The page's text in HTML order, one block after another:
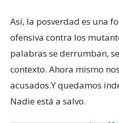
Así, la posverdad es una
ofensiva contra los
palabras se derrumban,
contexto. Ahora mismo
acusados.Y quedamos
Nadie está a salvo.